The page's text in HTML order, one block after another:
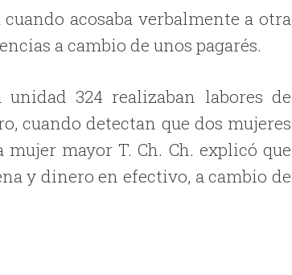
acosaba verbalmente a otra
a cambio de unos pagarés.
324 realizaban labores de
cuando detectan que dos mujeres
mayor T. Ch. Ch. explicó que
y dinero en efectivo, a cambio de